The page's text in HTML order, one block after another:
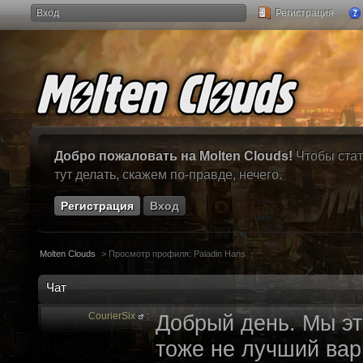
Вход Регистрация
Добро пожаловать на Molten Clouds! Чтобы
тут делать, скажем по-правде, нечего.
Регистрация Вход
Molten Clouds > Просмотр профиля: Paladin Hans
Чат
CourierSix : Добрый день. Мы
тоже не лучший